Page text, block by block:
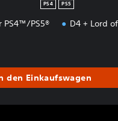
PS4 PS5
PS4™/PS5® D4 + Lord
den Einkaufswagen